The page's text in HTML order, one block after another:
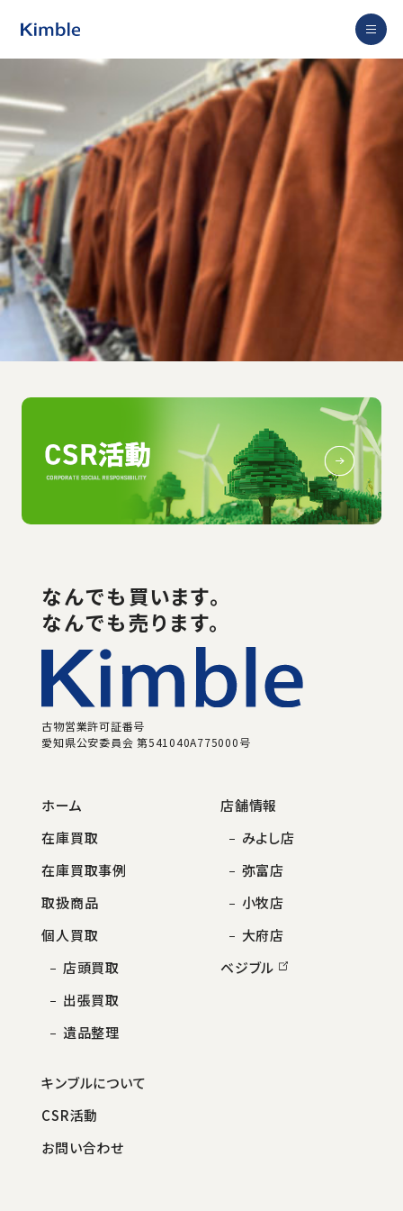
なんでも 買います。
なんでも売ります。
古物営業許可証番号
愛知県公安委員会 第541040A775000号
ホーム
在庫買取
在庫買取事例
取扱商品
個人買取
店頭買取
出張買取
遺品整理
店舗情報
みよし店
弥富店
小牧店
大府店
ベジブル
キンブルについて
CSR活動
お問い合わせ